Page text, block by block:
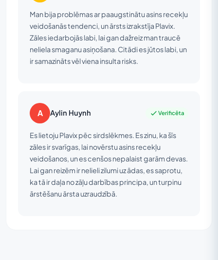
Man bija problēmas ar paaugstinātu asins recekļu
veidošanās tendenci, un ārsts izrakstīja Plavix.
Zāles iedarbojās labi, lai gan dažreiz man traucē
neliela smaganu asiņošana. Citādi es jūtos labi, un
ir samazināts vēl viena insulta risks.
A Aylin Huynh Verificēta
Es lietoju Plavix pēc sirdslēkmes. Es zinu, ka šīs
zāles ir svarīgas, lai novērstu asins recekļu
veidošanos, un es cenšos nepalaist garām devas.
Lai gan reizēm ir nelieli zilumi uz ādas, es saprotu,
ka tā ir daļa no zāļu darbības principa, un turpinu
ārstēšanu ārsta uzraudzībā.